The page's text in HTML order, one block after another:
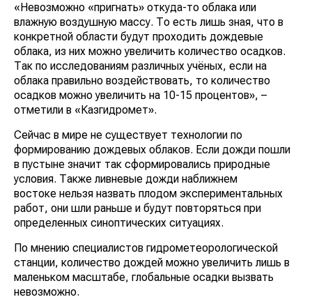
«Невозможно «пригнать» откуда-то облака или
влажную воздушную массу. То есть лишь зная, что в
конкретной области будут проходить дождевые
облака, из них можно увеличить количество осадков.
Так по исследованиям различных учёных, если на
облака правильно воздействовать, то количество
осадков можно увеличить на 10-15 процентов», –
отметили в «Казгидромет».
Сейчас в мире не существует технологии по
формированию дождевых облаков. Если дожди пошли
в пустыне значит так сформировались природные
условия. Также ливневые дожди наближнем
востоке нельзя назвать плодом экспериментальных
работ, они шли раньше и будут повторяться при
определенных синоптических ситуациях.
По мнению специалистов гидрометеорологической
станции, количество дождей можно увеличить лишь в
маленьком масштабе, глобальные осадки вызвать
невозможно.